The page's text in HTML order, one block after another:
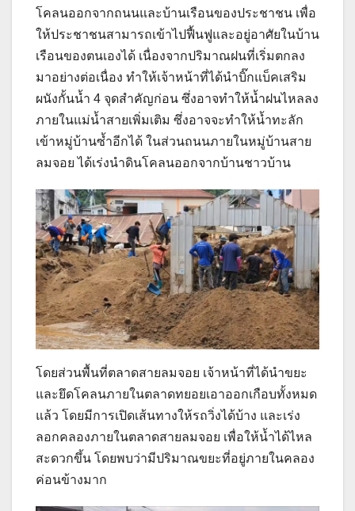
โคลนออกจากถนนและบ้านเรือนของประชาชน เพื่อ
ให้ประชาชนสามารถเข้าไปฟื้นฟูและอยู่อาศัยในบ้าน
เรือนของตนเองได้ เนื่องจากปริมาณฝนที่เริ่มตกลง
มาอย่างต่อเนื่อง ทำให้เจ้าหน้าที่ได้นำบิ๊กแบ็คเสริม
ผนังกั้นน้ำ 4 จุดสำคัญก่อน ซึ่งอาจทำให้น้ำฝนไหลลง
ภายในแม่น้ำสายเพิ่มเติม ซึ่งอาจจะทำให้น้ำทะลัก
เข้าหมู่บ้านซ้ำอีกได้ ในส่วนถนนภายในหมู่บ้านสาย
ลมจอย ได้เร่งนำดินโคลนออกจากบ้านชาวบ้าน
โดยส่วนพื้นที่ตลาดสายลมจอย เจ้าหน้าที่ได้นำขยะ
และยึดโคลนภายในตลาดทยอยเอาออกเกือบทั้งหมด
แล้ว โดยมีการเปิดเส้นทางให้รถวิ่งได้บ้าง และเร่ง
ลอกคลองภายในตลาดสายลมจอย เพื่อให้น้ำได้ไหล
สะดวกขึ้น โดยพบว่ามีปริมาณขยะที่อยู่ภายในคลอง
ค่อนข้างมาก